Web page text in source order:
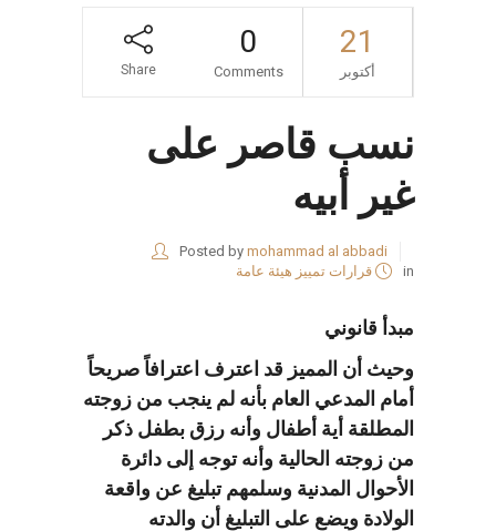
21
أكتوبر
0
Comments
Share
نسب قاصر على
غير أبيه
Posted by mohammad al abbadi
in
قرارات تمييز هيئة عامة
مبدأ قانوني
وحيث أن المميز قد اعترف اعترافاً صريحاً
أمام المدعي العام بأنه لم ينجب من زوجته
المطلقة أية أطفال وأنه رزق بطفل ذكر
من زوجته الحالية وأنه توجه إلى دائرة
الأحوال المدنية وسلمهم تبليغ عن واقعة
الولادة ويضع على التبليغ أن والدته